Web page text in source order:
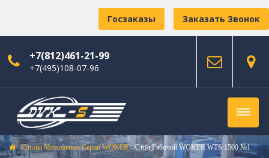
Заказать Звонок
Госзаказы
+7(812)461-21-99
+7(495)108-07-96
Столы Монтажные Серии WOKER Стол Рабочий WOKER WTS 1500 №1